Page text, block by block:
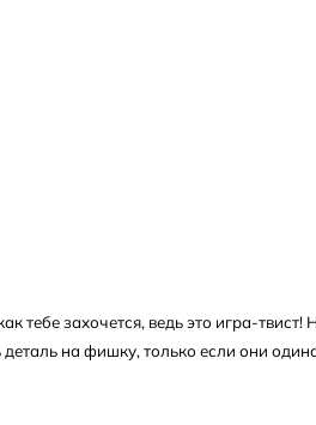
тебе захочется, ведь это игра-твист!
на фишку, только если они